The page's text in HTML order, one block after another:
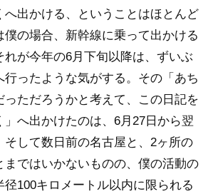
へ出かける、ということはほとんど
僕の場合、新幹線に乗って出かける
れが今年の6月下旬以降は、ずいぶ
行ったような気がする。その「あち
っただろうかと考えて、この日記を
へ出かけたのは、6月27日から翌
そして数日前の名古屋と、2ヶ所の
まではいかないものの、僕の活動の
100キロメートル以内に限られる